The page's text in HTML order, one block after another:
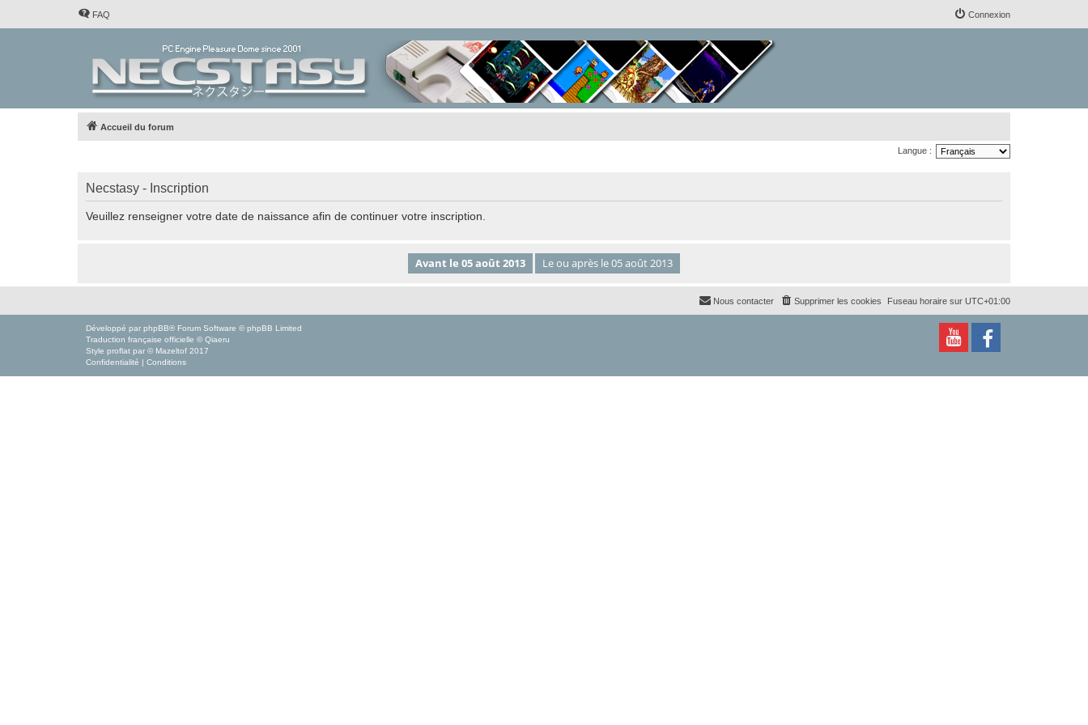
FAQ Connexion
Accueil du forum
Langue :
Necstasy - Inscription
Veuillez renseigner votre date de naissance afin de continuer votre inscription.
Fuseau horaire sur UTC+01:00
Supprimer les cookies
Nous contacter
Développé par phpBB® Forum Software © phpBB Limited
Traduction française officielle © Qiaeru
Style proflat par © Mazeltof 2017
Confidentialité | Conditions